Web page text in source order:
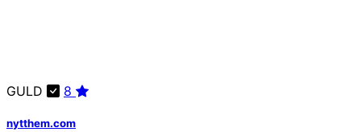
GULD 8
nytthem.com